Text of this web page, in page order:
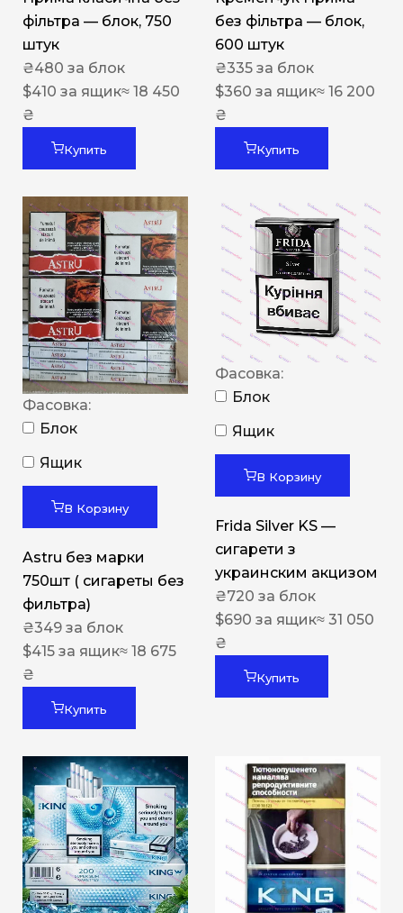
фільтра — блок, 750
штук
₴480 за блок
$410 за ящик≈ 18 450
₴
Купить
без фільтра — блок,
600 штук
₴335 за блок
$360 за ящик≈ 16 200
₴
Купить
Фасовка:
Блок
Ящик
В Корзину
Astru без марки
750шт ( сигареты без
фильтра)
₴349 за блок
$415 за ящик≈ 18 675
₴
Купить
Фасовка:
Блок
Ящик
В Корзину
Frida Silver KS —
сигарети з
украинским акцизом
₴720 за блок
$690 за ящик≈ 31 050
₴
Купить